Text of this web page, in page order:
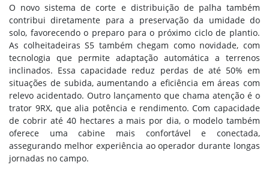
O novo sistema de corte e distribuição de palha também
contribui diretamente para a preservação da umidade do
solo, favorecendo o preparo para o próximo ciclo de plantio.
As colheitadeiras S5 também chegam como novidade, com
tecnologia que permite adaptação automática a terrenos
inclinados. Essa capacidade reduz perdas de até 50% em
situações de subida, aumentando a eficiência em áreas com
relevo acidentado. Outro lançamento que chama atenção é o
trator 9RX, que alia potência e rendimento. Com capacidade
de cobrir até 40 hectares a mais por dia, o modelo também
oferece uma cabine mais confortável e conectada,
assegurando melhor experiência ao operador durante longas
jornadas no campo.